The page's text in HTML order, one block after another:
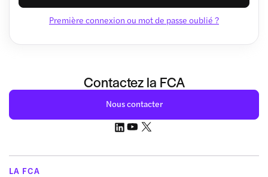
Première connexion ou mot de passe oublié ?
Contactez la FCA
Nous contacter
LA FCA